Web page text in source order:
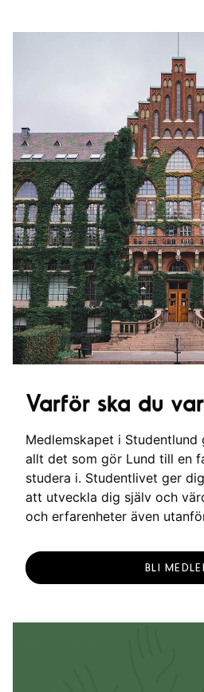
Varför ska du
Medlemskapet i
allt det som gör Lund till en
studera i. Studentlivet ger
att utveckla dig själv och
och erfarenheter även
BLI